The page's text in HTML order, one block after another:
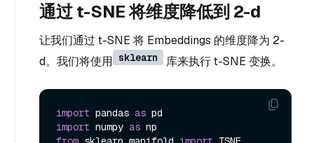
通过 t-SNE 将维度降低到 2-d
让我们通过 t-SNE 将 Embeddings 的维度降为 2-
d。我们将使用 sklearn 库来执行 t-SNE 变换。
import pandas as
import numpy as